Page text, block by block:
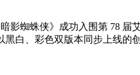
影蜘蛛侠》成功入围第 78
白、彩色双版本同步上线